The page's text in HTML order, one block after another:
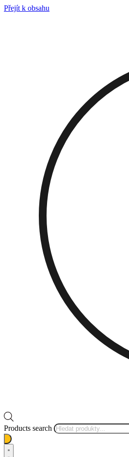
Přejít k obsahu
Products search